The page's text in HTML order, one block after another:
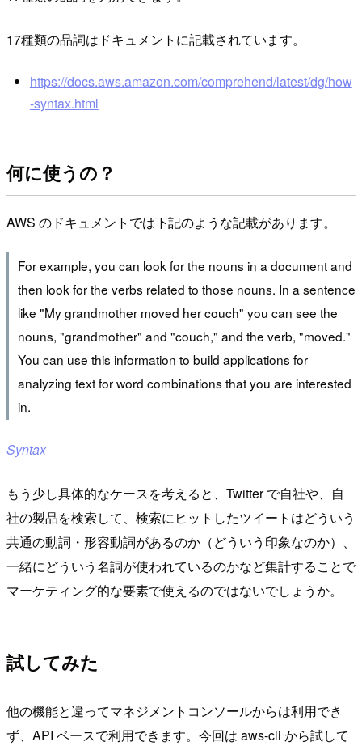
17種類の品詞はドキュメントに記載されています。
https://docs.aws.amazon.com/comprehend/latest/dg/how
-syntax.html
何に使うの？
AWS のドキュメントでは下記のような記載があります。
For example, you can look for the nouns in a document and
then look for the verbs related to those nouns. In a sentence
like "My grandmother moved her couch" you can see the
nouns, "grandmother" and "couch," and the verb, "moved."
You can use this information to build applications for
analyzing text for word combinations that you are interested
in.
Syntax
もう少し具体的なケースを考えると、Twitter で自社や、自
社の製品を検索して、検索にヒットしたツイートはどういう
共通の動詞・形容動詞があるのか（どういう印象なのか）、
一緒にどういう名詞が使われているのかなど集計することで
マーケティング的な要素で使えるのではないでしょうか。
試してみた
他の機能と違ってマネジメントコンソールからは利用でき
ず、API ベースで利用できます。今回は aws-cli から試して